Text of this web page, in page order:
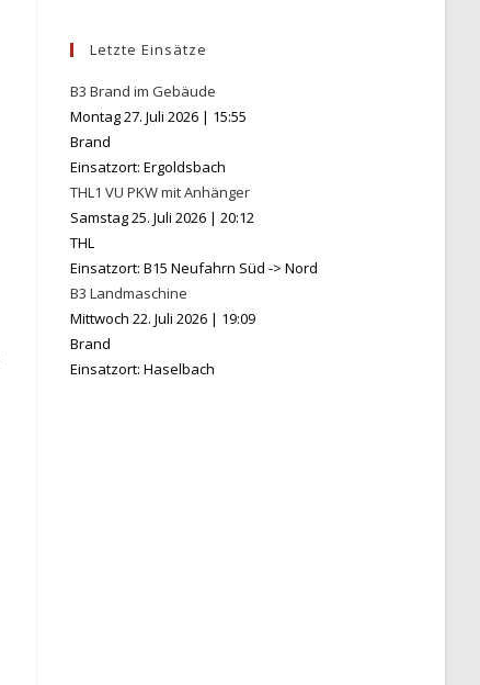
Letzte Einsätze
B3 Brand im Gebäude
Montag 27. Juli 2026 | 15:55
Brand
Einsatzort: Ergoldsbach
THL1 VU PKW mit Anhänger
Samstag 25. Juli 2026 |20:12
THL
Einsatzort: B15 Neufahrn Süd -> Nord
B3 Landmaschine
Mittwoch 22. Juli 2026 | 19:09
Brand
Einsatzort: Haselbach